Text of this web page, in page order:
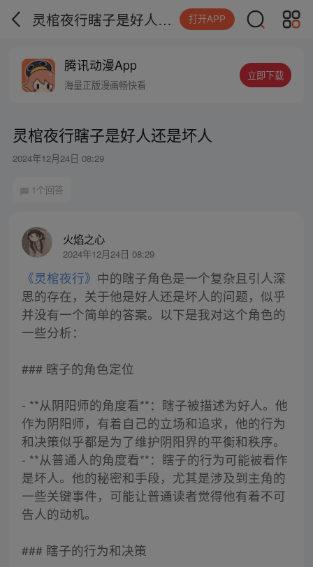
灵棺夜行瞎子是好人还是坏人 打开APP
腾讯动漫App
海量正版漫画畅快看
立即下载
灵棺夜行瞎子是好人还是坏人
2024年12月24日 08:29
1个回答
火焰之心
2024年12月24日 08:29
《灵棺夜行》 中的瞎子角色是一个复杂且引人深
思的存在，关于他是好人还是坏人的问题，似乎
并没有一个简单的答案。以下是我对这个角色的
一些分析：
### 瞎子的角色定位
- **从阴阳师的角度看**：瞎子被描述为好人。他
作为阴阳师，有着自己的立场和追求，他的行为
和决策似乎都是为了维护阴阳界的平衡和秩序。
- **从普通人的角度看**：瞎子的行为可能被看作
是坏人。他的秘密和手段，尤其是涉及到主角的
一些关键事件，可能让普通读者觉得他有着不可
告人的动机。
### 瞎子的行为和决策